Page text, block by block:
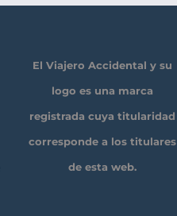
El Viajero Accidental y su
logo es una marca
registrada cuya titularidad
corresponde a los titulares
de esta web.